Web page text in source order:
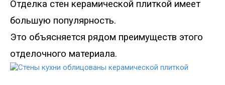
Отделка стен керамической плиткой имеет
большую популярность.
Это объясняется рядом преимуществ этого
отделочного материала.